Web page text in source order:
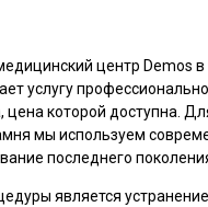
центр Demos в
услугу
цена которой доступна.
мы используем
последнего
является